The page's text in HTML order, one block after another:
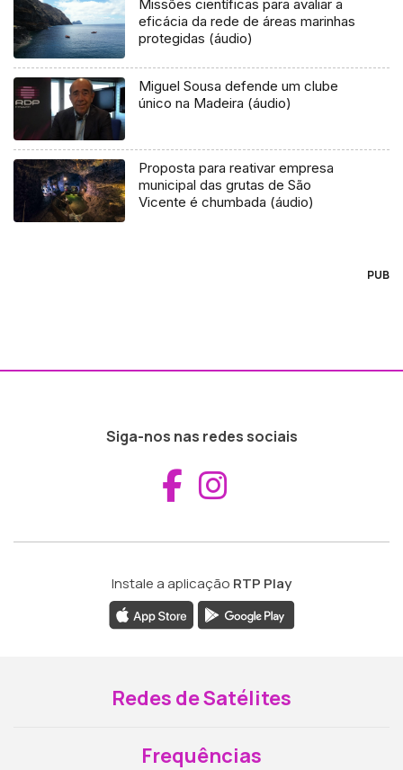
Missões científicas para avaliar a
eficácia da rede de áreas marinhas
protegidas (áudio)
Miguel Sousa defende um clube
único na Madeira (áudio)
Proposta para reativar empresa
municipal das grutas de São
Vicente é chumbada (áudio)
PUB
Siga-nos nas redes sociais
Aceder ao
Instale a aplicação RTP Play
Redes de Satélites
Frequências